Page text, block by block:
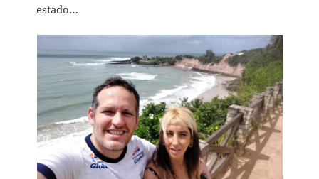
estado…